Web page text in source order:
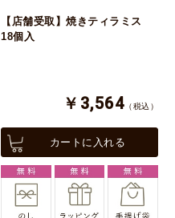
【店舗受取】焼きティラミス
18個入
￥3,564 （税込）
カートに入れる